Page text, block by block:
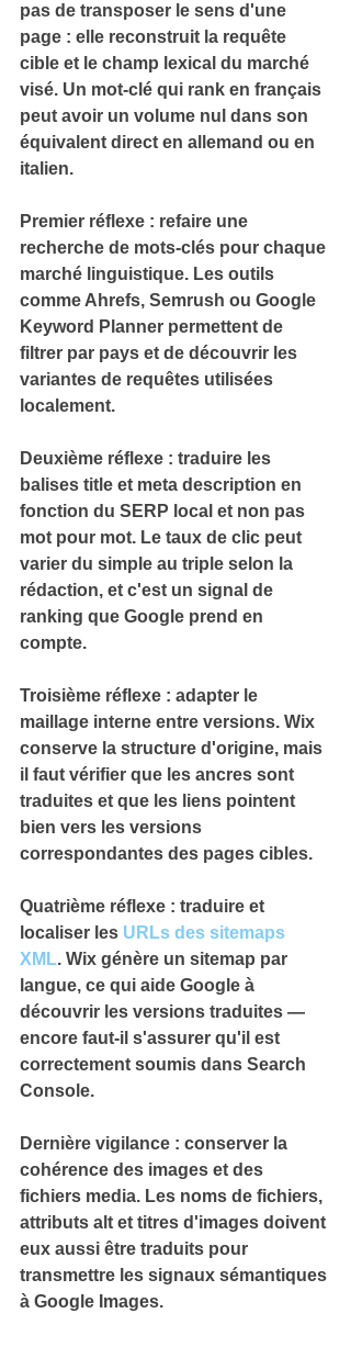
pas de transposer le sens d'une
page : elle reconstruit la requête
cible et le champ lexical du marché
visé. Un mot-clé qui rank en français
peut avoir un volume nul dans son
équivalent direct en allemand ou en
italien.
Premier réflexe : refaire une
recherche de mots-clés pour chaque
marché linguistique. Les outils
comme Ahrefs, Semrush ou Google
Keyword Planner permettent de
filtrer par pays et de découvrir les
variantes de requêtes utilisées
localement.
Deuxième réflexe : traduire les
balises title et meta description en
fonction du SERP local et non pas
mot pour mot. Le taux de clic peut
varier du simple au triple selon la
rédaction, et c'est un signal de
ranking que Google prend en
compte.
Troisième réflexe : adapter le
maillage interne entre versions. Wix
conserve la structure d'origine, mais
il faut vérifier que les ancres sont
traduites et que les liens pointent
bien vers les versions
correspondantes des pages cibles.
Quatrième réflexe : traduire et
localiser les URLs des sitemaps
XML. Wix génère un sitemap par
langue, ce qui aide Google à
découvrir les versions traduites —
encore faut-il s'assurer qu'il est
correctement soumis dans Search
Console.
Dernière vigilance : conserver la
cohérence des images et des
fichiers media. Les noms de fichiers,
attributs alt et titres d'images doivent
eux aussi être traduits pour
transmettre les signaux sémantiques
à Google Images.